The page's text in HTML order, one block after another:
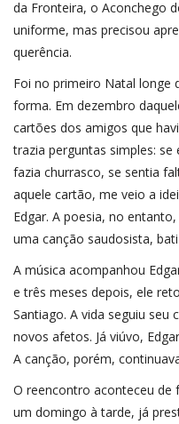
da Fronteira, o Aconchego
uniforme, mas precisou
querência.
Foi no primeiro Natal longe
forma. Em dezembro
cartões dos amigos que
trazia perguntas simples:
fazia churrasco, se sentia
aquele cartão, me veio a
Edgar. A poesia, no
uma canção saudosista,
A música acompanhou
e três meses depois, ele
Santiago. A vida seguiu seu
novos afetos. Já viúvo,
A canção, porém,
O reencontro aconteceu de
um domingo à tarde, já